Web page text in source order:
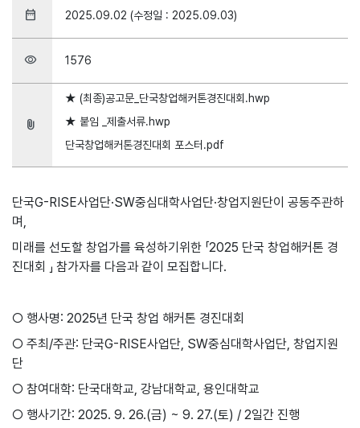
date_range 2025.09.02 (수정일 : 2025.09.03)
visibility 1576
attach_file
★ (최종)공고문_단국창업해커톤경진대회.hwp
★ 붙임 _제출서류.hwp
단국창업해커톤경진대회 포스터.pdf
단국G-RISE사업단·SW중심대학사업단·창업지원단이 공동주관하
며,
미래를 선도할 창업가를 육성하기위한 「2025 단국 창업해커톤 경
진대회 」 참가자를 다음과 같이 모집합니다.
○ 행사명: 2025년 단국 창업 해커톤 경진대회
○ 주최/주관: 단국G-RISE사업단, SW중심대학사업단, 창업지원
단
○ 참여대학: 단국대학교, 강남대학교, 용인대학교
○ 행사기간: 2025. 9. 26.(금) ~ 9. 27.(토) / 2일간 진행